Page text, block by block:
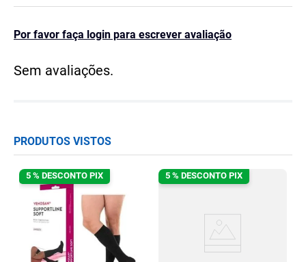
Por favor faça login para escrever avaliação
Sem avaliações.
PRODUTOS VISTOS
5 % DESCONTO PIX 5 % DESCONTO PIX